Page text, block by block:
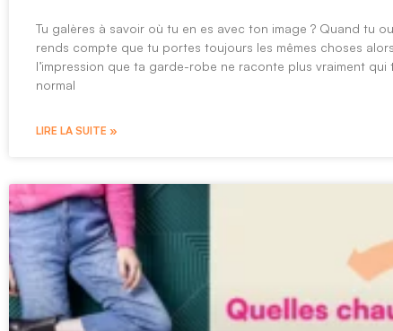
Tu galères à savoir où tu en es avec ton image ? Quand tu
rends compte que tu portes toujours les mêmes choses
l’impression que ta garde-robe ne raconte plus vraiment qui
normal
LIRE LA SUITE »